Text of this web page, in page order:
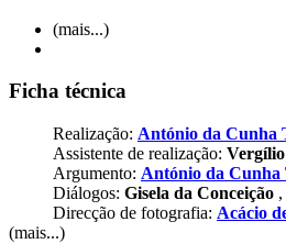
(mais...)
Ficha técnica
Realização: António da Cunha
Assistente de realização:
Argumento: António da Cunha
Diálogos: Gisela da Conceição ,
Direcção de fotografia: Acácio
(mais...)